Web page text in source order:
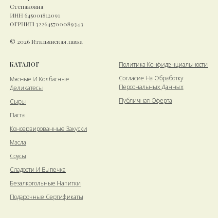
Степановна
ИНН 645001812091
ОГРНИП 322645700089343
© 2026 Итальянская лавка
КАТАЛОГ
Мясные И Колбасные
Деликатесы
Сыры
Паста
Консервированные Закуски
Масла
Соусы
Сладости И Выпечка
Безалкогольные Напитки
Подарочные Сертификаты
Политика Конфиденциальности
Cогласие На Обработку
Персональных Данных
Публичная Оферта